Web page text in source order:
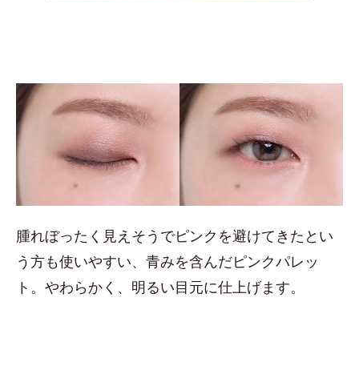
腫れぼったく見えそうでピンクを避けてきたとい
う方も使いやすい、青みを含んだピンクパレッ
ト。やわらかく、明るい目元に仕上げます。